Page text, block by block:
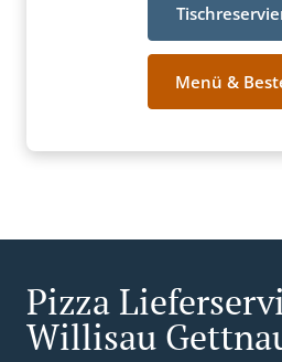
Menü &
Pizza
Willisau